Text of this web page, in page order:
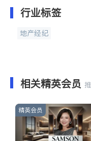
行业标签
地产经纪
相关精英会员
精英会员